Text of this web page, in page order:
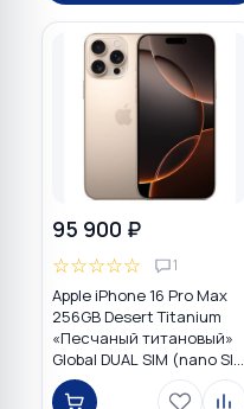
95 900 ₽
☆☆☆☆☆ 1
Apple iPhone 16 Pro Max
256GB Desert Titanium
«Песчаный титановый»
Global DUAL SIM (nano SIM
+ eSIM)